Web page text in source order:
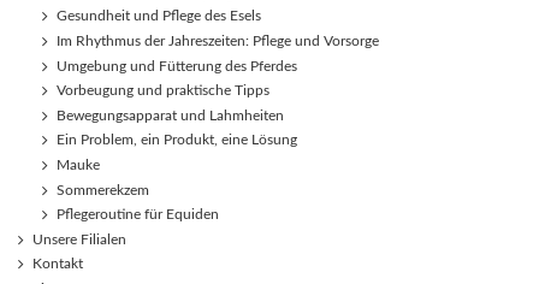
Gesundheit und Pflege des Esels
Im Rhythmus der Jahreszeiten: Pflege und Vorsorge
Umgebung und Fütterung des Pferdes
Vorbeugung und praktische Tipps
Bewegungsapparat und Lahmheiten
Ein Problem, ein Produkt, eine Lösung
Mauke
Sommerekzem
Pflegeroutine für Equiden
Unsere Filialen
Kontakt